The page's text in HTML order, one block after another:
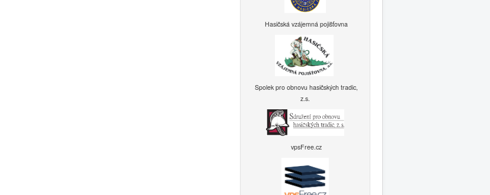
Hasičská vzájemná pojišťovna
Spolek pro obnovu hasičských tradic,
z.s.
vpsFree.cz